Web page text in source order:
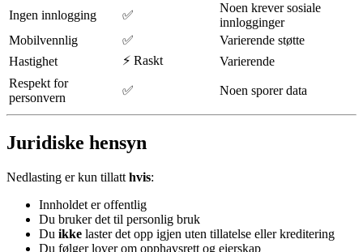
Ingen innlogging ✅
Noen krever sosiale
innlogginger
Mobilvennlig
✅
Varierende støtte
Hastighet
⚡ Raskt
Varierende
Respekt for
personvern
✅ Noen sporer data
Juridiske hensyn
Nedlasting er kun tillatt hvis:
Innholdet er offentlig
Du bruker det til personlig bruk
Du ikke laster det opp igjen uten tillatelse eller kreditering
Du følger lover om opphavsrett og eierskap